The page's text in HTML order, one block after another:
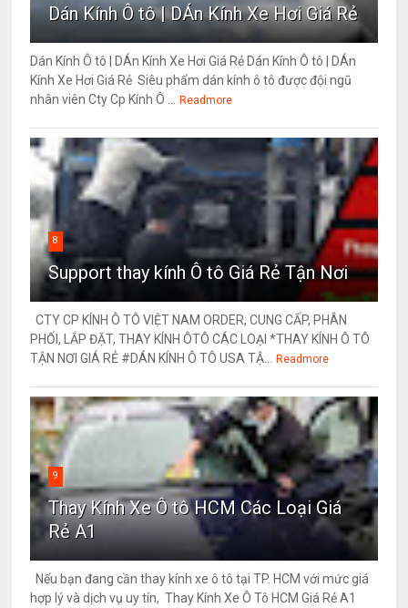
Dán Kính Ô tô | DÁn Kính Xe Hơi Giá Rẻ
Dán Kính Ô tô | DÁn Kính Xe Hơi Giá Rẻ Dán Kính Ô tô | DÁn
Kính Xe Hơi Giá Rẻ Siêu phẩm dán kính ô tô được đội ngũ
nhân viên Cty Cp Kính Ô ...
Readmore
8
Support thay kính Ô tô Giá Rẻ Tận Nơi
CTY CP KÍNH Ô TÔ VIỆT NAM ORDER, CUNG CẤP, PHÂN
PHỐI, LẮP ĐẶT, THAY KÍNH ÔTÔ CÁC LOẠI *THAY KÍNH Ô TÔ
TẬN NƠI GIÁ RẺ #DÁN KÍNH Ô TÔ USA TẬ...
Readmore
9
Thay Kính Xe Ô tô HCM Các Loại Giá
Rẻ A1
Nếu bạn đang cần thay kính xe ô tô tại TP. HCM với mức giá
hợp lý và dịch vụ uy tín, Thay Kính Xe Ô Tô HCM Giá Rẻ A1